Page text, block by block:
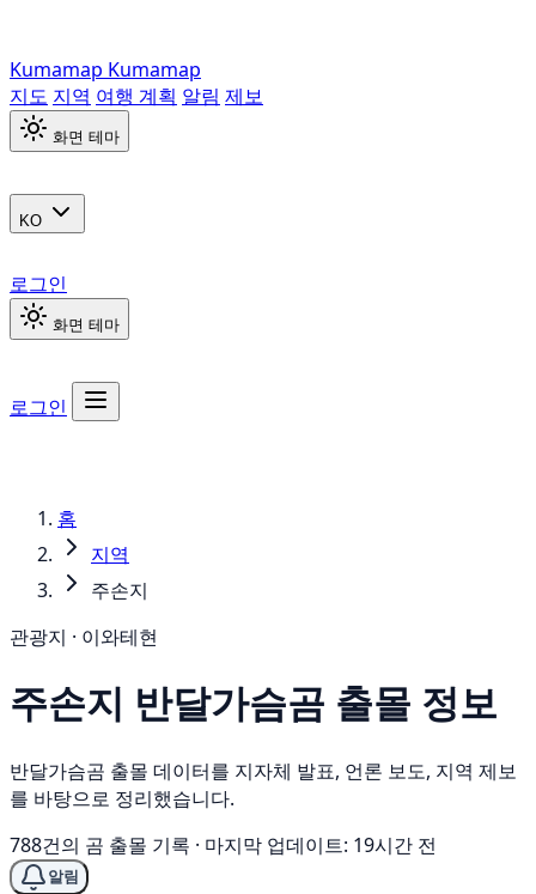
Kumamap Kumamap
지도 지역 여행 계획 알림 제보
화면 테마
KO
로그인
화면 테마
로그인
홈
지역
주손지
관광지 · 이와테현
주손지 반달가슴곰 출몰 정보
반달가슴곰 출몰 데이터를 지자체 발표, 언론 보도, 지역 제보
를 바탕으로 정리했습니다.
788건의 곰 출몰 기록 · 마지막 업데이트: 19시간 전
알림